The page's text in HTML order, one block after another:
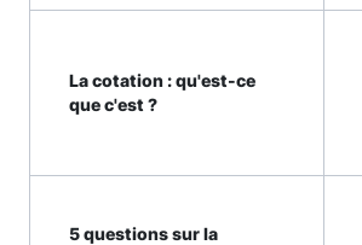
La cotation : qu'est-ce
que c'est ?
5 questions sur la